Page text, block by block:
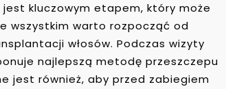
kluczowym etapem, który może
wszystkim warto rozpocząć od
włosów. Podczas wizyty
najlepszą metodę przeszczepu
jest również, aby przed zabiegiem